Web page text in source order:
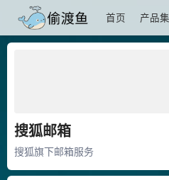
首页 产品集
搜狐邮箱
搜狐旗下邮箱服务